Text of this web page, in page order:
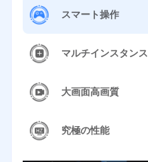
スマート操作
マルチインスタンス
大画面高画質
究極の性能